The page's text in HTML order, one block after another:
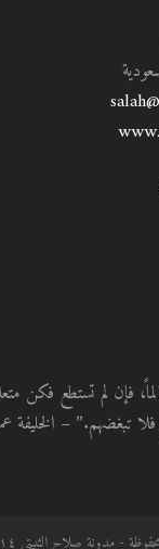
فإن لم تستطع فكن
تبغضهم.” – الخليفة
- مدونة صلاح الثبيتي ٢٠١٤ - ٢٠٢٥